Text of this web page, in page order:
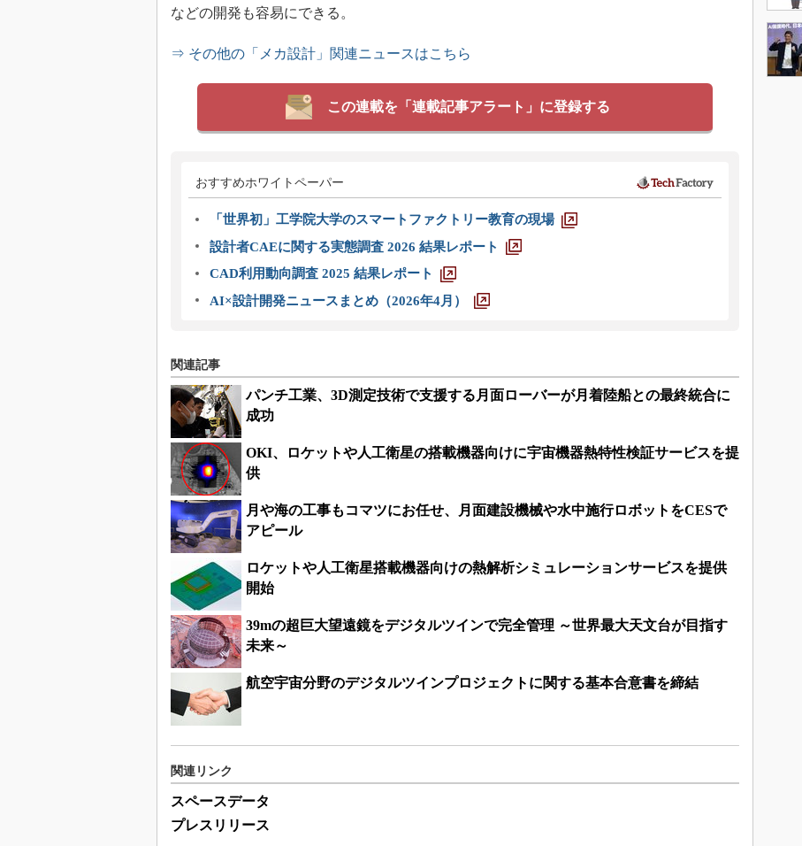
などの開発も容易にできる。
⇒ その他の「メカ設計」関連ニュースはこちら
この連載を「連載記事アラート」に登録する
おすすめホワイトペーパー
「世界初」工学院大学のスマートファクトリー教育の現場
設計者CAEに関する実態調査 2026 結果レポート
CAD利用動向調査 2025 結果レポート
AI×設計開発ニュースまとめ（2026年4月）
関連記事
パンチ工業、3D測定技術で支援する月面ローバーが月着陸船との最終統合に
成功
OKI、ロケットや人工衛星の搭載機器向けに宇宙機器熱特性検証サービスを提
供
月や海の工事もコマツにお任せ、月面建設機械や水中施行ロボットをCESで
アピール
ロケットや人工衛星搭載機器向けの熱解析シミュレーションサービスを提供
開始
39mの超巨大望遠鏡をデジタルツインで完全管理 ～世界最大天文台が目指す
未来～
航空宇宙分野のデジタルツインプロジェクトに関する基本合意書を締結
関連リンク
スペースデータ
プレスリリース